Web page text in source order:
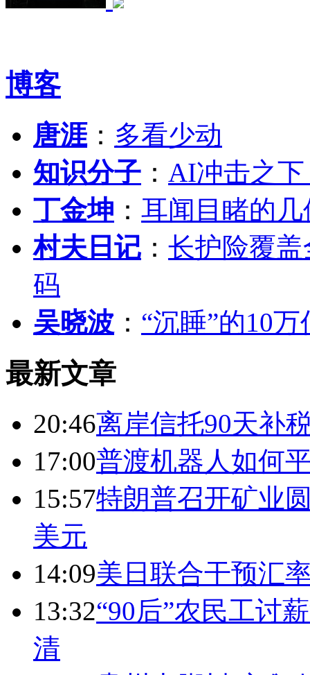
博客
唐涯： 多看少动
知识分子 ： AI冲击之
丁金坤 ： 耳闻目睹的
村夫日记 ： 长护险覆
码
吴晓波 ： “沉睡”的10
最新文章
20:46离岸信托90天补
17:00普渡机器人如何
15:57特朗普召开矿业
美元
14:09美日联合干预汇
13:32“90后”农民工讨
清